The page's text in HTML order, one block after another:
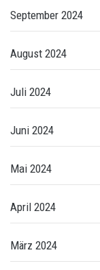
September 2024
August 2024
Juli 2024
Juni 2024
Mai 2024
April 2024
März 2024